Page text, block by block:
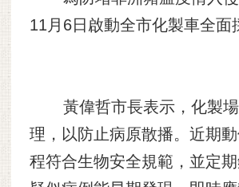
11月6日啟動全市化製車全面
黃偉哲市長表示，化製場
理，以防止病原散播。近期
程符合生物安全規範，並定